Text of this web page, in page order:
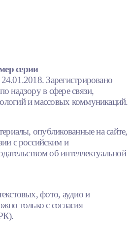
серии
Зарегистрировано
надзору в сфере связи,
и массовых коммуникаций.
опубликованные на сайте,
с российским и
об интеллектуальной
фото, аудио и
только с согласия